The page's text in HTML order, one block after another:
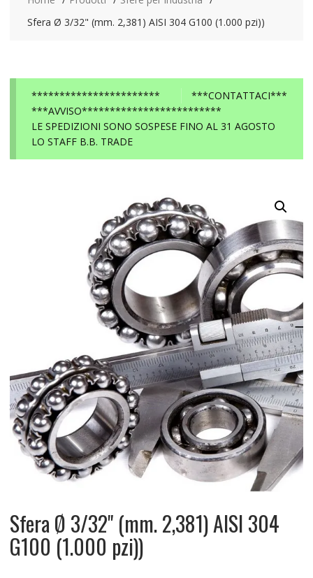
Sfera Ø 3/32" (mm. 2,381) AISI 304 G100 (1.000 pzi))
***CONTATTACI***
***********************
***AVVISO*************************
LE SPEDIZIONI SONO SOSPESE FINO AL 31 AGOSTO
LO STAFF B.B. TRADE
Sfera Ø 3/32" (mm. 2,381) AISI 304
G100 (1.000 pzi))